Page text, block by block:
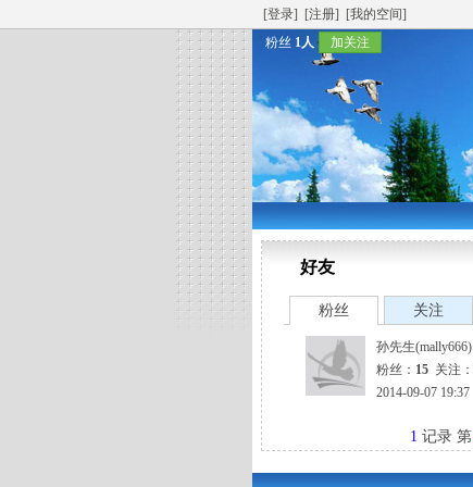
[登录] [注册] [我的空间]
粉丝 1人 加关注
好友
粉丝 关注
孙先生(mally666)
粉丝： 15 关注：
2014-09-07 19:37
1 记录 第